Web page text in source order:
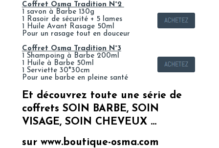
Coffret Osma Tradition N°2
1 savon à Barbe 130g
1 Rasoir de sécurité + 5 lames
1 Huile Avant Rasage 50ml
Pour un rasage tout en douceur
Coffret Osma Tradition N°3
1 Shampoing à Barbe 200ml
1 Huile à Barbe 50ml
1 Serviette 30*30cm
Pour une barbe en pleine santé
Et découvrez toute une série de
coffrets SOIN BARBE, SOIN
VISAGE, SOIN CHEVEUX …
sur www.boutique-osma.com